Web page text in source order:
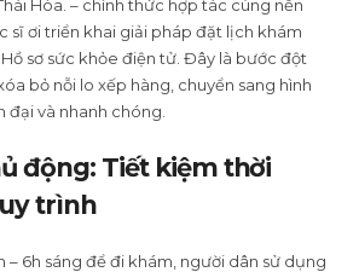
Hòa. – chính thức hợp tác cùng nền
sĩ ơi triển khai giải pháp đặt lịch khám
sơ sức khỏe điện tử. Đây là bước đột
bỏ nỗi lo xếp hàng, chuyển sang hình
và nhanh chóng.
động: Tiết kiệm thời
trình
– 6h sáng để đi khám, người dân sử dụng